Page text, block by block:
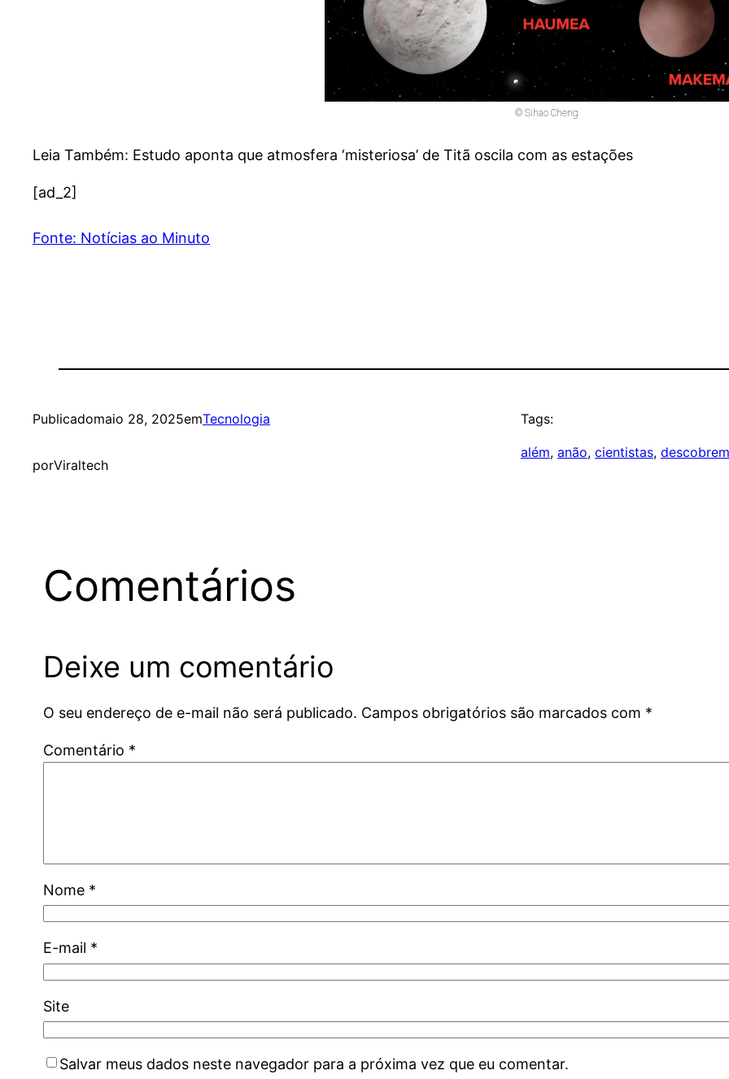
© Sihao Cheng
Leia Também: Estudo aponta que atmosfera ‘misteriosa’ de Titã oscila com as estações
[ad_2]
Fonte: Notícias ao Minuto
Publicadomaio 28, 2025emTecnologia
porViraltech
Tags:
além, anão, cientistas, descobrem
Comentários
Deixe um comentário
O seu endereço de e-mail não será publicado. Campos obrigatórios são marcados com *
Comentário *
Nome *
E-mail *
Site
Salvar meus dados neste navegador para a próxima vez que eu comentar.